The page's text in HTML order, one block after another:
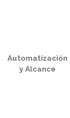
Automatización
y Alcance